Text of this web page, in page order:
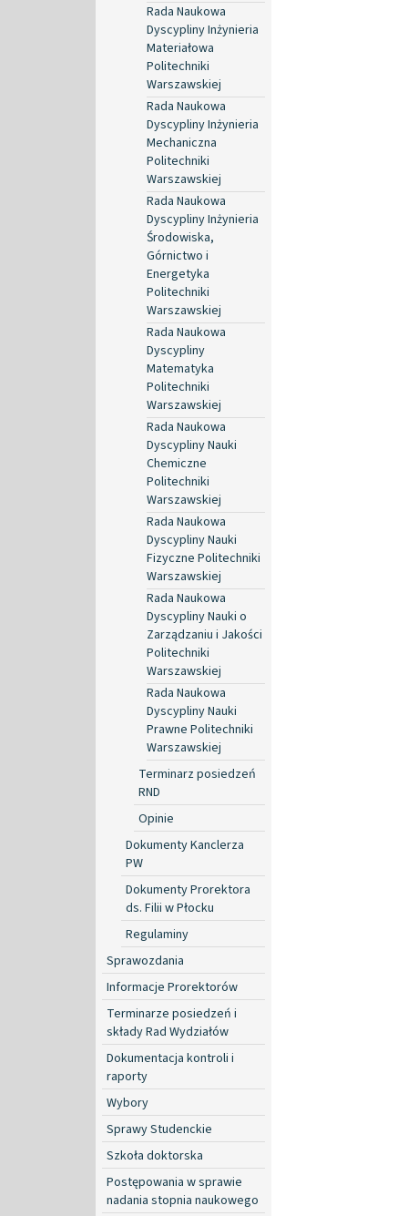
Rada Naukowa
Dyscypliny Inżynieria
Materiałowa
Politechniki
Warszawskiej
Rada Naukowa
Dyscypliny Inżynieria
Mechaniczna
Politechniki
Warszawskiej
Rada Naukowa
Dyscypliny Inżynieria
Środowiska,
Górnictwo i
Energetyka
Politechniki
Warszawskiej
Rada Naukowa
Dyscypliny
Matematyka
Politechniki
Warszawskiej
Rada Naukowa
Dyscypliny Nauki
Chemiczne
Politechniki
Warszawskiej
Rada Naukowa
Dyscypliny Nauki
Fizyczne Politechniki
Warszawskiej
Rada Naukowa
Dyscypliny Nauki o
Zarządzaniu i Jakości
Politechniki
Warszawskiej
Rada Naukowa
Dyscypliny Nauki
Prawne Politechniki
Warszawskiej
Terminarz posiedzeń
RND
Opinie
Dokumenty Kanclerza
PW
Dokumenty Prorektora
ds. Filii w Płocku
Regulaminy
Sprawozdania
Informacje Prorektorów
Terminarze posiedzeń i
składy Rad Wydziałów
Dokumentacja kontroli i
raporty
Wybory
Sprawy Studenckie
Szkoła doktorska
Postępowania w sprawie
nadania stopnia naukowego